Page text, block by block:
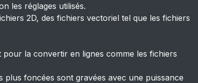
les réglages utilisés.
2D, des fichiers vectoriel tel que les fichiers
la convertir en lignes comme les fichiers
foncées sont gravées avec une puissance